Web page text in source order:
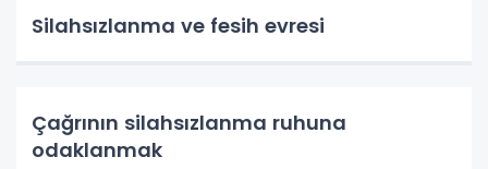
Silahsızlanma ve fesih evresi
Çağrının silahsızlanma ruhuna
odaklanmak